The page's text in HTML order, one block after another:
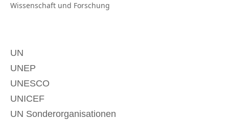
Wissenschaft und Forschung
UN
UNEP
UNESCO
UNICEF
UN Sonderorganisationen